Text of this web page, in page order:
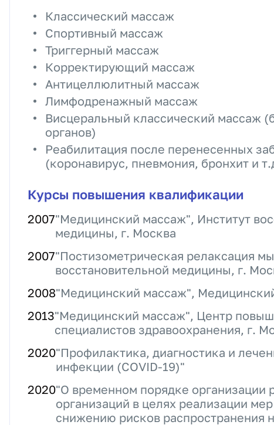
Классический массаж
Спортивный массаж
Триггерный массаж
Корректирующий массаж
Антицеллюлитный массаж
Лимфодренажный массаж
Висцеральный классический массаж
органов)
Реабилитация после перенесенных
(коронавирус, пневмония, бронхит и
Курсы повышения квалификации
2007"Медицинский массаж", Институт
медицины, г. Москва
2007"Постизометрическая релаксация
восстановительной медицины, г.
2008"Медицинский массаж",
2013"Медицинский массаж", Центр
специалистов здравоохранения, г.
2020"Профилактика, диагностика и
инфекции (COVID-19)"
2020"О временном порядке организации
организаций в целях реализации
снижению рисков распространения